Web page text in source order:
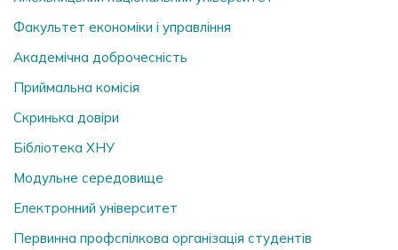
Факультет економіки і управління
Академічна доброчесність
Приймальна комісія
Скринька довiри
Бібліотека ХНУ
Модульне середовище
Електронний університет
Первинна профспілкова організація студентів